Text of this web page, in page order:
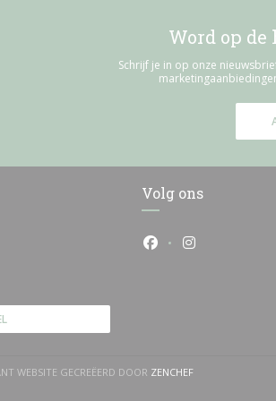
Word op de
Schrijf je in op onze
Volg ons
Facebook ((opent
Instagram
WEBSITE GECREËERD DOOR ZENCHEF((OPENT IN EEN